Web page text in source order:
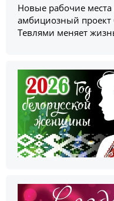
Новые рабочие
амбициозный
Тевлями меняет